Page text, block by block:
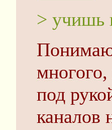
> учишь
под
каналов